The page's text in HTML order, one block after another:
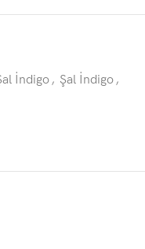
İndigo, Şal İndigo,